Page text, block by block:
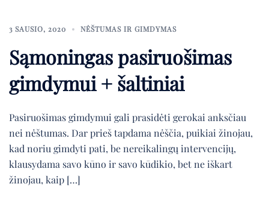
3 SAUSIO, 2020 NĖŠTUMAS IR GIMDYMAS
Sąmoningas pasiruošimas
gimdymui + šaltiniai
Pasiruošimas gimdymui gali prasidėti gerokai anksčiau
nei nėštumas. Dar prieš tapdama nėščia, puikiai žinojau,
kad noriu gimdyti pati, be nereikalingų intervencijų,
klausydama savo kūno ir savo kūdikio, bet ne iškart
žinojau, kaip […]